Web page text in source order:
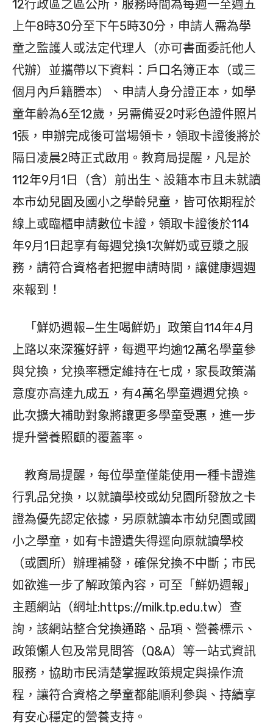
12行政區之區公所，服務時間為每週一至週五
上午8時30分至下午5時30分，申請人需為學
童之監護人或法定代理人（亦可書面委託他人
代辦）並攜帶以下資料：戶口名簿正本（或三
個月內戶籍謄本）、申請人身分證正本，如學
童年齡為6至12歲，另需備妥2吋彩色證件照片
1張，申辦完成後可當場領卡，領取卡證後將於
隔日凌晨2時正式啟用。教育局提醒，凡是於
112年9月1日（含）前出生、設籍本市且未就讀
本市幼兒園及國小之學齡兒童，皆可依期程於
線上或臨櫃申請數位卡證，領取卡證後於114
年9月1日起享有每週兌換1次鮮奶或豆漿之服
務，請符合資格者把握申請時間，讓健康週週
來報到！
「鮮奶週報—生生喝鮮奶」政策自114年4月
上路以來深獲好評，每週平均逾12萬名學童參
與兌換，兌換率穩定維持在七成，家長政策滿
意度亦高達九成五，有4萬名學童週週兌換。
此次擴大補助對象將讓更多學童受惠，進一步
提升營養照顧的覆蓋率。
教育局提醒，每位學童僅能使用一種卡證進
行乳品兌換，以就讀學校或幼兒園所發放之卡
證為優先認定依據，另原就讀本市幼兒園或國
小之學童，如有卡證遺失得逕向原就讀學校
（或園所）辦理補發，確保兌換不中斷；市民
如欲進一步了解政策內容，可至「鮮奶週報」
主題網站（網址:https://milk.tp.edu.tw）查
詢，該網站整合兌換通路、品項、營養標示、
政策懶人包及常見問答（Q&A）等一站式資訊
服務，協助市民清楚掌握政策規定與操作流
程，讓符合資格之學童都能順利參與、持續享
有安心穩定的營養支持。